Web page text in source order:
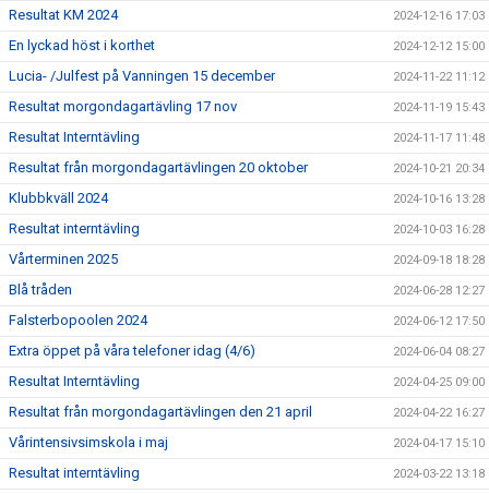
Resultat KM 2024 2024-12-16 17:03
En lyckad höst i korthet 2024-12-12 15:00
Lucia- /Julfest på Vanningen 15 december 2024-11-22 11:12
Resultat morgondagartävling 17 nov 2024-11-19 15:43
Resultat Interntävling 2024-11-17 11:48
Resultat från morgondagartävlingen 20 oktober 2024-10-21 20:34
Klubbkväll 2024 2024-10-16 13:28
Resultat interntävling 2024-10-03 16:28
Vårterminen 2025 2024-09-18 18:28
Blå tråden 2024-06-28 12:27
Falsterbopoolen 2024 2024-06-12 17:50
Extra öppet på våra telefoner idag (4/6) 2024-06-04 08:27
Resultat Interntävling 2024-04-25 09:00
Resultat från morgondagartävlingen den 21 april 2024-04-22 16:27
Vårintensivsimskola i maj 2024-04-17 15:10
Resultat interntävling 2024-03-22 13:18